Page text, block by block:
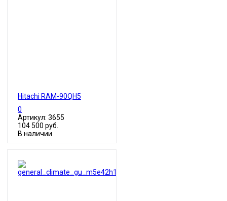
Hitachi RAM-90QH5
0
Артикул: 3655
104 500 руб.
В наличии